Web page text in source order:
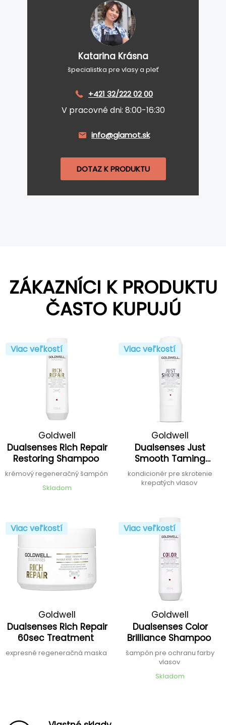
Katarina Krásna
špecialistka pre vlasy a pleť
+421 32/222 02 00
V pracovné dni: 8:00-16:30
info@glamot.sk
DOTAZ K PRODUKTU
ZÁKAZNÍCI K PRODUKTU
ČASTO KUPUJÚ
Viac veľkostí
Goldwell
Dualsenses Rich Repair
Restoring Shampoo
krémový regeneračný šampón
Skladom
Viac veľkostí
Goldwell
Dualsenses Just
Smooth Taming
Conditioner
kondicionér pre skrotenie
krepatých vlasov
Viac veľkostí
Goldwell
Dualsenses Rich Repair
60sec Treatment
expresné regeneračná maska
Viac veľkostí
Goldwell
Dualsenses Color
Brilliance Shampoo
šampón pre ochranu farby
vlasov
Skladom